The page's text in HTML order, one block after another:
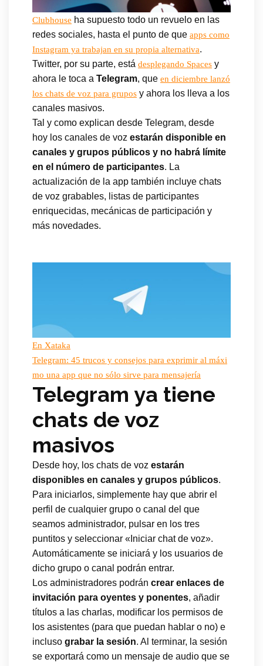
Clubhouse ha supuesto todo un revuelo en las
redes sociales, hasta el punto de que apps como
Instagram ya trabajan en su propia alternativa.
Twitter, por su parte, está desplegando Spaces y
ahora le toca a Telegram, que en diciembre lanzó
los chats de voz para grupos y ahora los lleva a los
canales masivos.
Tal y como explican desde Telegram, desde
hoy los canales de voz estarán disponible en
canales y grupos públicos y no habrá límite
en el número de participantes. La
actualización de la app también incluye chats
de voz grabables, listas de participantes
enriquecidas, mecánicas de participación y
más novedades.
En Xataka
Telegram: 45 trucos y consejos para exprimir al máxi
mo una app que no sólo sirve para mensajería
Telegram ya tiene
chats de voz
masivos
Desde hoy, los chats de voz estarán
disponibles en canales y grupos públicos.
Para iniciarlos, simplemente hay que abrir el
perfil de cualquier grupo o canal del que
seamos administrador, pulsar en los tres
puntitos y seleccionar «Iniciar chat de voz».
Automáticamente se iniciará y los usuarios de
dicho grupo o canal podrán entrar.
Los administradores podrán crear enlaces de
invitación para oyentes y ponentes, añadir
títulos a las charlas, modificar los permisos de
los asistentes (para que puedan hablar o no) e
incluso grabar la sesión. Al terminar, la sesión
se exportará como un mensaje de audio que se